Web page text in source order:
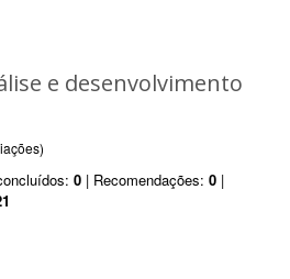
e desenvolvimento
0 | Recomendações: 0 |